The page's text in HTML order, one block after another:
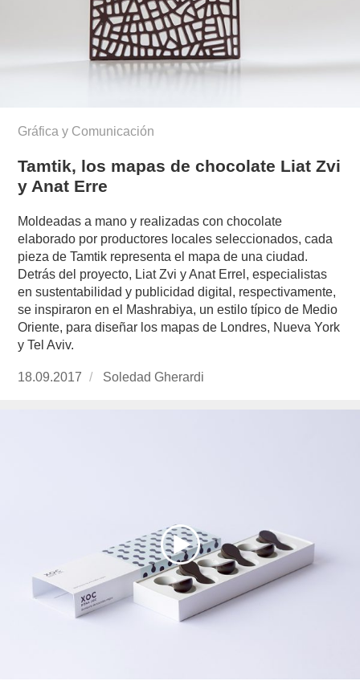
Gráfica y Comunicación
Tamtik, los mapas de chocolate Liat Zvi
y Anat Erre
Moldeadas a mano y realizadas con chocolate
elaborado por productores locales seleccionados, cada
pieza de Tamtik representa el mapa de una ciudad.
Detrás del proyecto, Liat Zvi y Anat Errel, especialistas
en sustentabilidad y publicidad digital, respectivamente,
se inspiraron en el Mashrabiya, un estilo típico de Medio
Oriente, para diseñar los mapas de Londres, Nueva York
y Tel Aviv.
Publicado
18.09.2017
https://www.experimenta.es/author/soledad-
Soledad Gherardi